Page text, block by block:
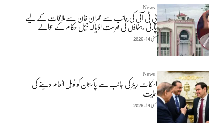
News
پی ٹی آئی کی جانب سے عمران خان سے ملاقات کے لیے
پارٹی رہنماؤں کی فہرست اڈیالہ جیل حکام کے حوالے
مئی 14, 2026
News
اسکاٹ ریٹر کی جانب سے پاکستان کو نوبل انعام دینے کی
حمایت
مئی 14, 2026